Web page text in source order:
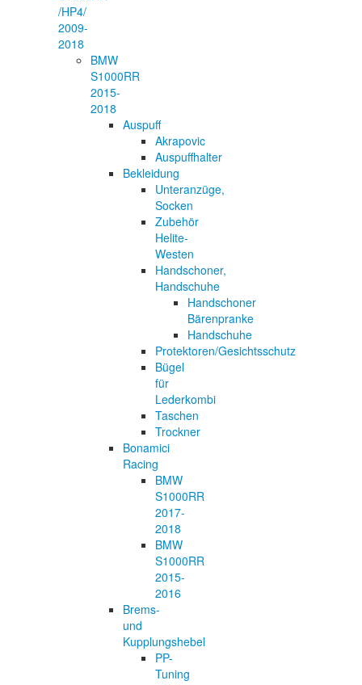
/HP4/
2009-
2018
BMW
S1000RR
2015-
2018
Auspuff
Akrapovic
Auspuffhalter
Bekleidung
Unteranzüge,
Socken
Zubehör
Helite-
Westen
Handschoner,
Handschuhe
Handschoner
Bärenpranke
Handschuhe
Protektoren/Gesichtsschutz
Bügel
für
Lederkombi
Taschen
Trockner
Bonamici
Racing
BMW
S1000RR
2017-
2018
BMW
S1000RR
2015-
2016
Brems-
und
Kupplungshebel
PP-
Tuning